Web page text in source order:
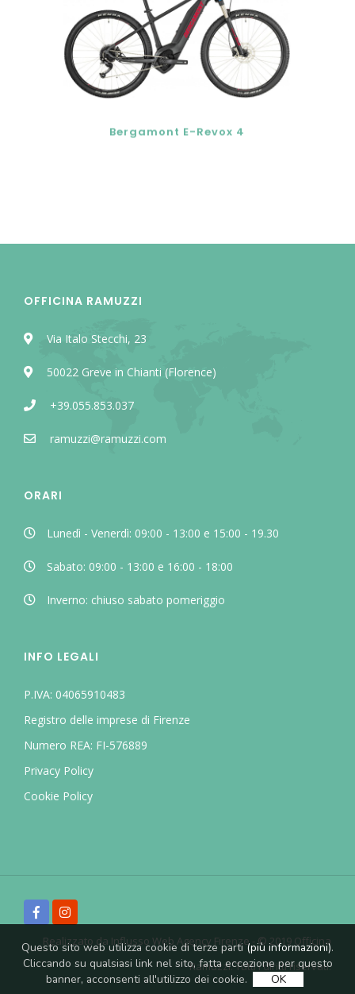
Bergamont E-Revox 4
OFFICINA RAMUZZI
Via Italo Stecchi, 23
50022 Greve in Chianti (Florence)
+39.055.853.037
ramuzzi@ramuzzi.com
ORARI
Lunedì - Venerdì: 09:00 - 13:00 e 15:00 - 19.30
Sabato: 09:00 - 13:00 e 16:00 - 18:00
Inverno: chiuso sabato pomeriggio
INFO LEGALI
P.IVA: 04065910483
Registro delle imprese di Firenze
Numero REA: FI-576889
Privacy Policy
Cookie Policy
Realizzato da Influsso Web Agency Firenze - © 2019 Officina
Ramuzzi. Tutti i diritti riservati.
Questo sito web utilizza cookie di terze parti(più informazioni).
Cliccando su qualsiasi link nel sito, fatta eccezione per questo
banner, acconsenti all'utilizzo dei cookie.
OK